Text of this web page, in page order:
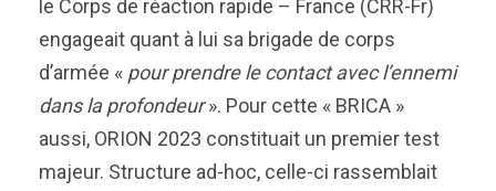
le Corps de réaction rapide – France (CRR-Fr)
engageait quant à lui sa brigade de corps
d’armée « pour prendre le contact avec l’ennemi
dans la profondeur». Pour cette « BRICA »
aussi, ORION 2023 constituait un premier test
majeur. Structure ad-hoc, celle-ci rassemblait